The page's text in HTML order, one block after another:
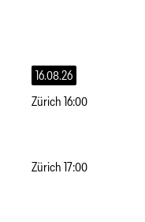
16.08.26
Zürich 16:00
Zürich 17:00